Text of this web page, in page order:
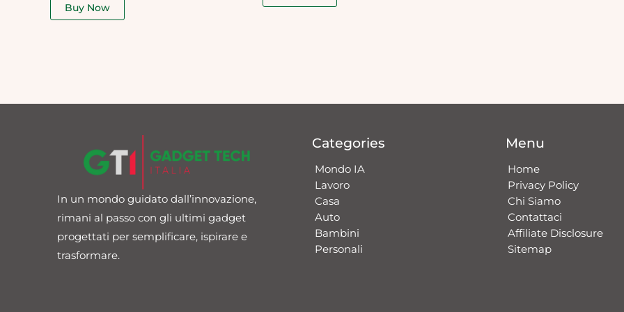
Buy Now
In un mondo guidato dall’innovazione,
rimani al passo con gli ultimi gadget
progettati per semplificare, ispirare e
trasformare.
Categories
Mondo IA
Lavoro
Casa
Auto
Bambini
Personali
Menu
Home
Privacy Policy
Chi Siamo
Contattaci​
Affiliate Disclosure
Sitemap